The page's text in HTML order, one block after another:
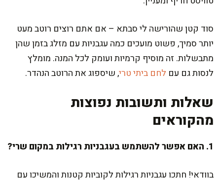
סוד קטן שהורישה לי סבתא – אם אתם רוצים רוטב מעט
יותר סמיך, פשוט מועכים כמה עגבניות עם מזלג בזמן שהן
מתבשלות. זה מוסיף קרמיות ועומק לכל המנה. מומלץ
לנסות גם עם לחם ביתי טרי, שיספוג את הרוטב הנהדר.
שאלות ותשובות נפוצות
מהקוראים
1. האם אפשר להשתמש בעגבניות רגילות במקום שרי?
בוודאי! חתכו עגבניות רגילות לקוביות קטנות והמשיכו עם